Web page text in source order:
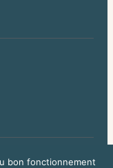
bon fonctionnement